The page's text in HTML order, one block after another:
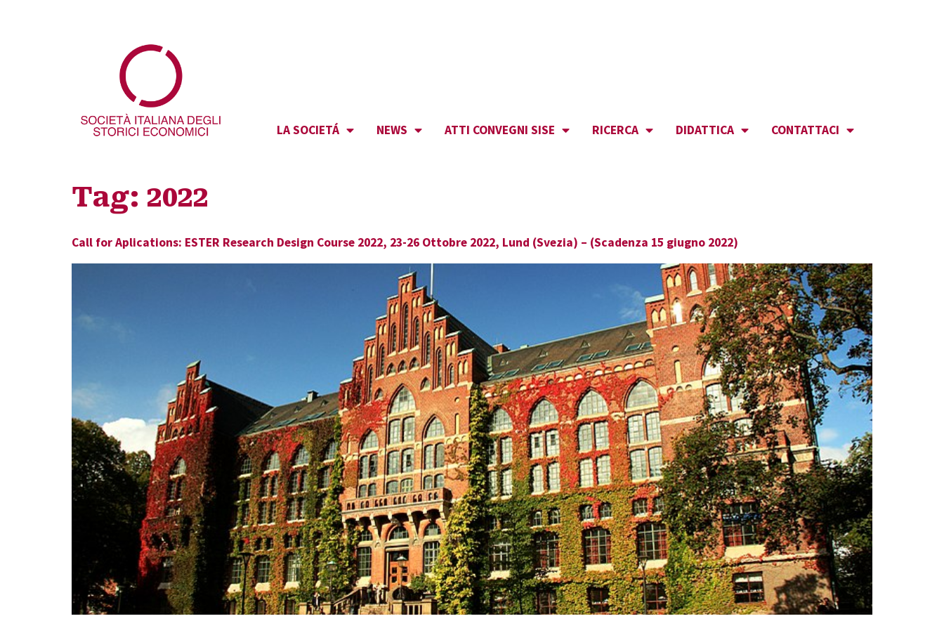
LA SOCIETÁ NEWS ATTI CONVEGNI SISE RICERCA DIDATTICA CONTATTACI
Tag: 2022
Call for Aplications: ESTER Research Design Course 2022, 23-26 Ottobre 2022, Lund (Svezia) – (Scadenza 15 giugno 2022)